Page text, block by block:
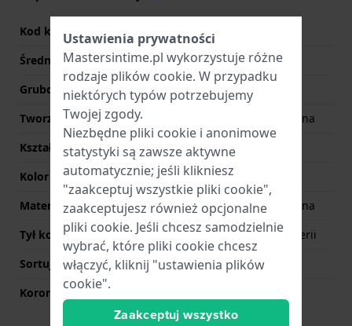
Kod koperty
SB01N700
Średnica
47 mm
Grubość koperty
10 mm
Tworzywo koperty
Plastik/Żywica syntetyczna
Kształt koperty
Okrągły
Kolor koperty
Niebieski
Materiał tyłu koperty
Plastik/Żywica syntetyczna
Tył koperty
Koperta z wejściem baterii
Sortuj szkiełka
Akryl
Korona
Ustawienia prywatności
Mastersintime.pl wykorzystuje różne
rodzaje plików cookie. W przypadku
niektórych typów potrzebujemy
Twojej zgody.
Niezbędne pliki cookie i anonimowe
statystyki są zawsze aktywne
automatycznie; jeśli klikniesz
"zaakceptuj wszystkie pliki cookie",
zaakceptujesz również opcjonalne
pliki cookie. Jeśli chcesz samodzielnie
wybrać, które pliki cookie chcesz
włączyć, kliknij "ustawienia plików
cookie".
Zaakceptuj wszystko